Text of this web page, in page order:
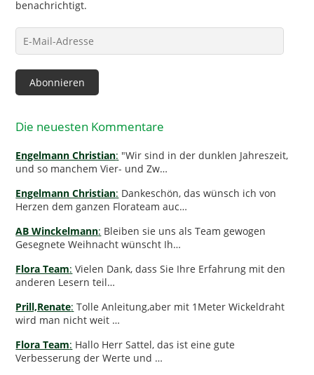
benachrichtigt.
E-
Mail-
Adresse
Abonnieren
Die neuesten Kommentare
Engelmann Christian: "Wir sind in der dunklen Jahreszeit,
und so manchem Vier- und Zw…
Engelmann Christian: Dankeschön, das wünsch ich von
Herzen dem ganzen Florateam auc…
AB Winckelmann: Bleiben sie uns als Team gewogen
Gesegnete Weihnacht wünscht Ih…
Flora Team: Vielen Dank, dass Sie Ihre Erfahrung mit den
anderen Lesern teil…
Prill,Renate: Tolle Anleitung,aber mit 1Meter Wickeldraht
wird man nicht weit …
Flora Team: Hallo Herr Sattel, das ist eine gute
Verbesserung der Werte und …